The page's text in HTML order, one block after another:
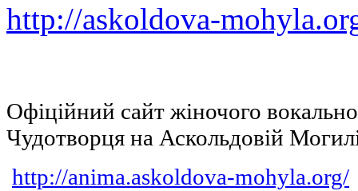
http://askoldova-
Офіційний сайт жіночого
Чудотворця на Аскольдовій
http://anima.askoldova-mohyla.org/